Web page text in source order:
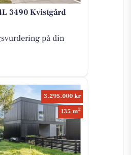
3490 Kvistgård
på din
3.295.000 kr
135 m2